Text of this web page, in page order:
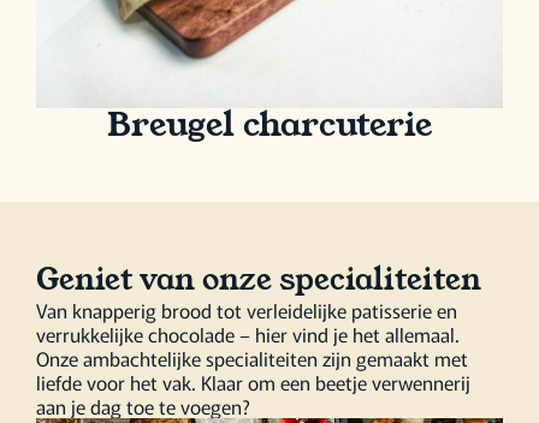
Breugel charcuterie
Geniet van onze specialiteiten
Van knapperig brood tot verleidelijke patisserie en
verrukkelijke chocolade – hier vind je het allemaal.
Onze ambachtelijke specialiteiten zijn gemaakt met
liefde voor het vak. Klaar om een beetje verwennerij
aan je dag toe te voegen?